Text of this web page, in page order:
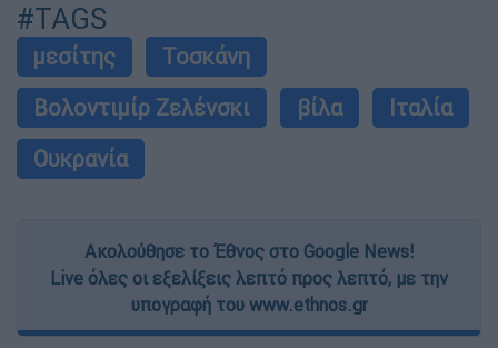
#TAGS
μεσίτης
Τοσκάνη
Βολοντιμίρ Ζελένσκι
βίλα
Ιταλία
Ουκρανία
Ακολούθησε το Έθνος στο Google News!
Live όλες οι εξελίξεις λεπτό προς λεπτό, με την
υπογραφή του www.ethnos.gr